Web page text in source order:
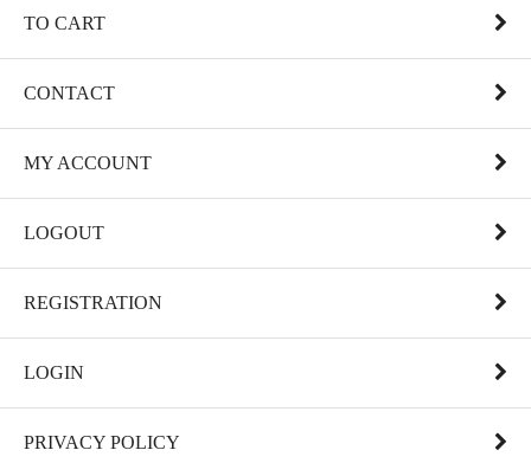
TO CART
CONTACT
MY ACCOUNT
LOGOUT
REGISTRATION
LOGIN
PRIVACY POLICY